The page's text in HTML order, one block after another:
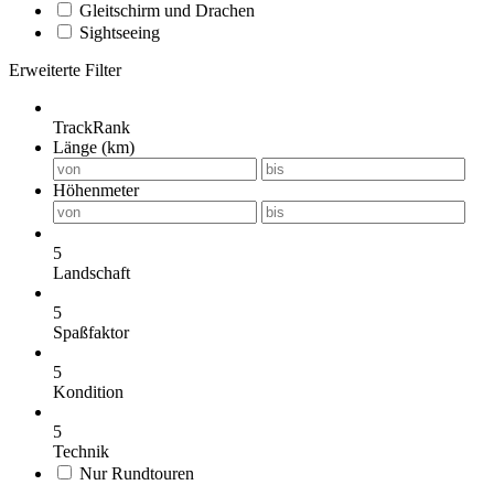
Gleitschirm und Drachen
Sightseeing
Erweiterte Filter
TrackRank
Länge (km)
Höhenmeter
5
Landschaft
5
Spaßfaktor
5
Kondition
5
Technik
Nur Rundtouren